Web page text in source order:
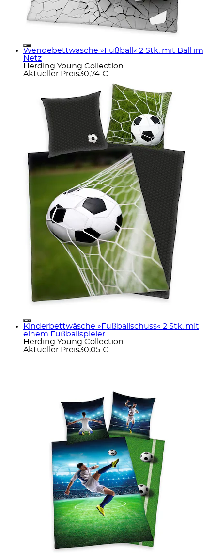
Wendebettwäsche »Fußball« 2 Stk. mit Ball im
Netz
Herding Young Collection
Aktueller Preis30,74 €
Kinderbettwäsche »Fußballschuss« 2 Stk. mit
einem Fußballspieler
Herding Young Collection
Aktueller Preis30,05 €